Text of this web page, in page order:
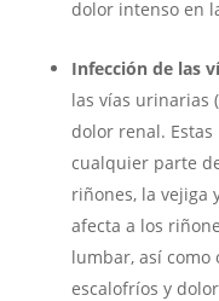
dolor intenso en
Infección de las
las vías urinarias
dolor renal.
cualquier parte
riñones, la vejiga
afecta a los
lumbar, así como
escalofríos y